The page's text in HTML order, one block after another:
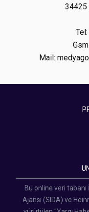
34425
Mail:
Bu online veri tabanı
Ajansı (SIDA) ve